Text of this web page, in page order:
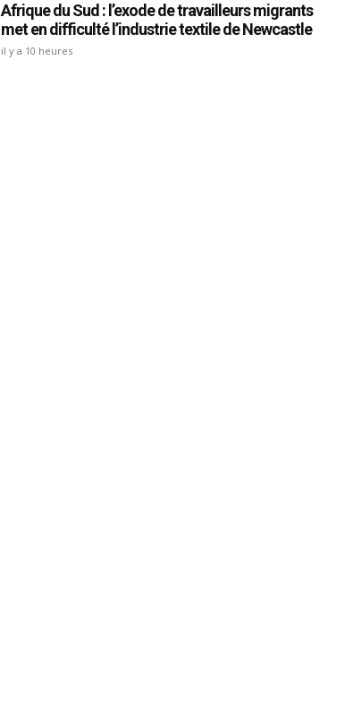
Afrique du Sud : l’exode de travailleurs migrants
met en difficulté l’industrie textile de Newcastle
il y a 10 heures